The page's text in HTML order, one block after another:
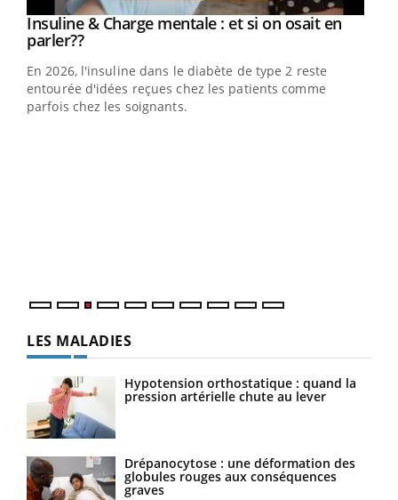
Youtube
Insuline & Charge mentale : et si on osait en
parler??Youtube
En 2026, l'insuline dans le diabète de type 2 reste
entourée d'idées reçues chez les patients comme
parfois chez les soignants.
LES MALADIES
Hypotension orthostatique : quand la
pression artérielle chute au lever
Drépanocytose : une déformation des
globules rouges aux conséquences
graves